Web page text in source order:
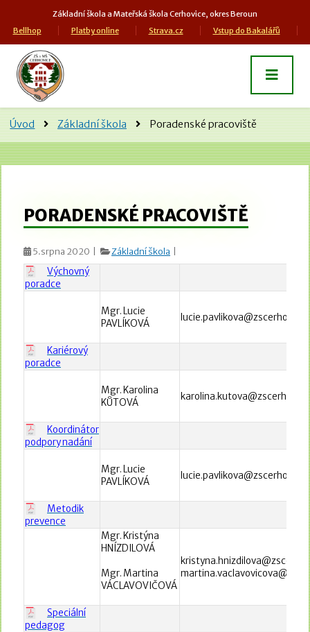
Základní škola a Mateřská škola Cerhovice, okres Beroun
Bellhop
Platby online Strava.cz Vstup do Bakalářů
Úvod Základní škola Poradenské pracoviště
PORADENSKÉ PRACOVIŠTĚ
5.srpna 2020 | Základní škola
Výchovný
poradce
Mgr. Lucie
PAVLÍKOVÁ
Kariérový
poradce
Mgr. Karolina
KŮTOVÁ
Koordinátor
podpory nadání
Mgr. Lucie
PAVLÍKOVÁ
Metodik
prevence
Mgr. Kristýna
HNÍZDILOVÁ
Mgr. Martina
VÁCLAVOVIČOVÁ
Speciální
pedagog